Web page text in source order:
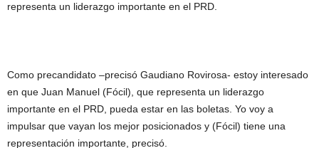
representa un liderazgo importante en el PRD.
Como precandidato –precisó Gaudiano Rovirosa- estoy interesado
en que Juan Manuel (Fócil), que representa un liderazgo
importante en el PRD, pueda estar en las boletas. Yo voy a
impulsar que vayan los mejor posicionados y (Fócil) tiene una
representación importante, precisó.